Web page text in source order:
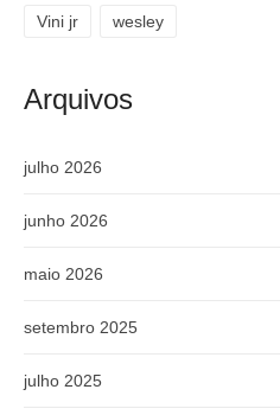
Vini jr wesley
Arquivos
julho 2026
junho 2026
maio 2026
setembro 2025
julho 2025